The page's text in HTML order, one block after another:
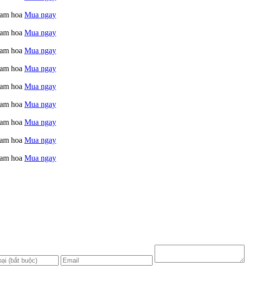
hoa Mua ngay
hoa Mua ngay
hoa Mua ngay
hoa Mua ngay
hoa Mua ngay
hoa Mua ngay
hoa Mua ngay
hoa Mua ngay
hoa Mua ngay